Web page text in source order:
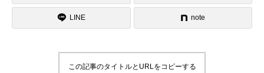
LINE note
この記事のタイトルとURLをコピーする